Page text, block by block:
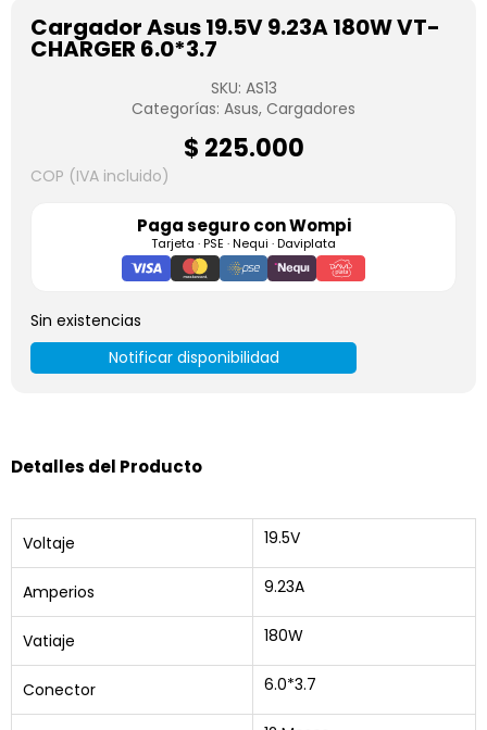
Cargador Asus 19.5V 9.23A 180W VT-
CHARGER 6.0*3.7
SKU: AS13
Categorías: Asus, Cargadores
$ 225.000
COP (IVA incluido)
Paga seguro conWompi
Tarjeta · PSE · Nequi · Daviplata
Sin existencias
Notificar disponibilidad
Detalles del Producto
Voltaje 19.5V
Amperios 9.23A
Vatiaje 180W
Conector 6.0*3.7